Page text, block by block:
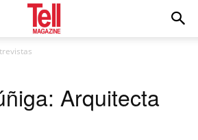
Arquitecta